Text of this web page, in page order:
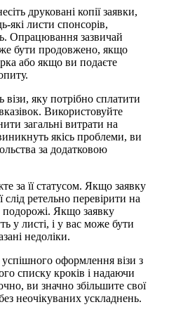
друковані копії заявки,
які листи спонсорів,
Опрацювання зазвичай
бути продовжено, якщо
або якщо ви подаєте
візи, яку потрібно сплатити
Використовуйте
загальні витрати на
якісь проблеми, ви
за додатковою
за її статусом. Якщо заявку
слід ретельно перевірити на
подорожі. Якщо заявку
у листі, і у вас може бути
недоліки.
оформлення візи з
списку кроків і надаючи
ви значно збільшите свої
неочікуваних ускладнень.